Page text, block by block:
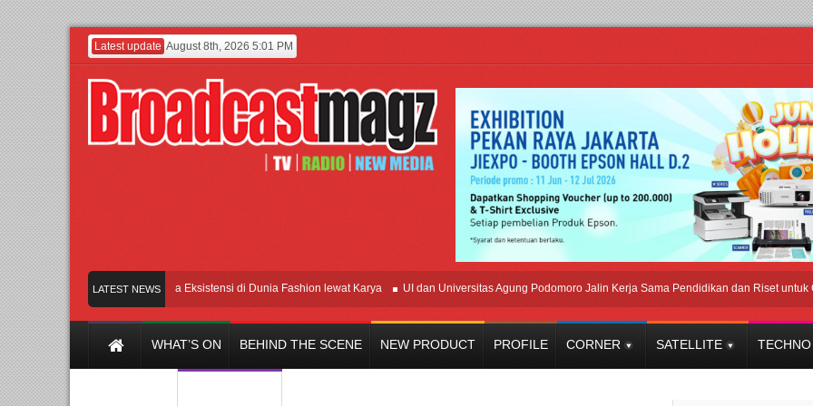
Latest update August 8th, 2026 5:01 PM
LATEST NEWS
Ivylen: 26 Tahun Jaga Eksistensi di Dunia Fashion lewat Karya UI dan Universitas Agung Podomoro Jalin Kerja Sama Pendidikan dan Riset untuk Cetak
WHAT’S ON BEHIND THE SCENE NEW PRODUCT PROFILE CORNER SATELLITE TECHNO